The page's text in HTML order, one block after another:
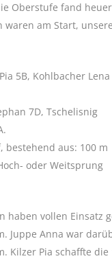
Oberstufe fand heuer
waren am Start,
5B, Kohlbacher Lena
7D, Tschelisnig
bestehend aus: 100 m
oder Weitsprung
haben vollen Einsatz
Juppe Anna war
Kilzer Pia schaffte